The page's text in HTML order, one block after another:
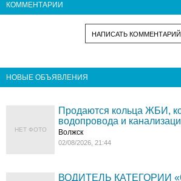
КОММЕНТАРИИ
НАПИСАТЬ КОММЕНТАРИЙ
НОВЫЕ ОБЪЯВЛЕНИЯ
НЕТ ФОТО
Продаются кольца ЖБИ,
водопровода и
Волжск
02/08/2026, 21:44
ВОДИТЕЛЬ КАТЕГОРИИ